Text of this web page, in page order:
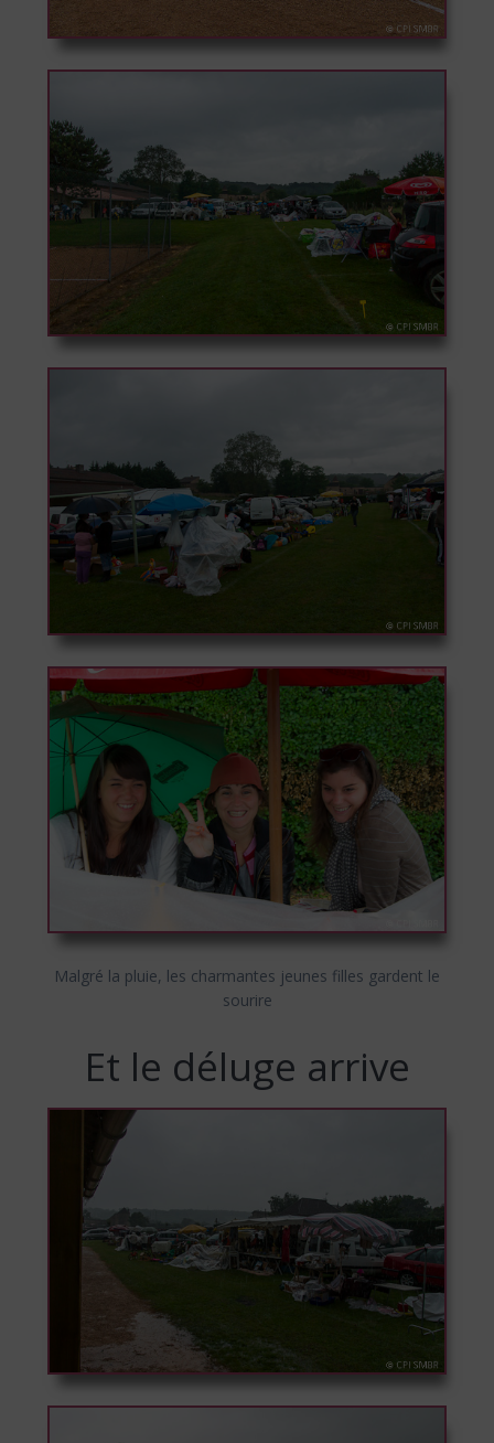
Malgré la pluie, les charmantes jeunes filles gardent le
sourire
Et le déluge arrive